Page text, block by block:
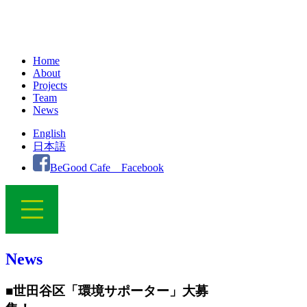
Home
About
Projects
Team
News
English
日本語
BeGood Cafe Facebook
News
■世田谷区「環境サポーター」大募